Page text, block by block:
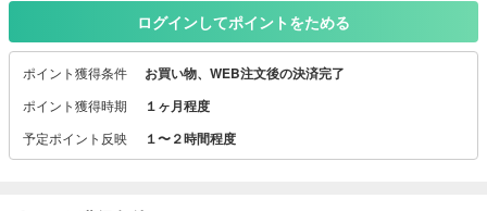
■従来の旅行プレゼント
１.旅行券（相手に探す・選ぶ・予約する・精算するといった手間が
発生）
サプライズ感が無い）
ログインしてポイントをためる
ポイント獲得条件 お買い物、WEB注文後の決済完了
ポイント獲得時期 １ヶ月程度
予定ポイント反映 １〜２時間程度